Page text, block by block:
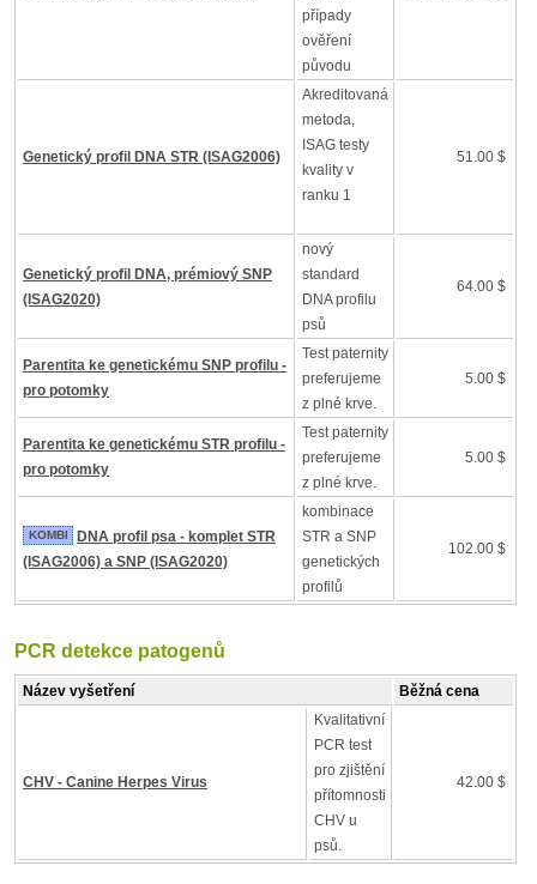
případy
ověření
původu
Genetický profil DNA STR (ISAG2006)
Akreditovaná
metoda,
ISAG testy
kvality v
ranku 1
51.00 $
Genetický profil DNA, prémiový SNP
(ISAG2020)
nový
standard
DNA profilu
psů
64.00 $
Parentita ke genetickému SNP profilu -
pro potomky
Test paternity
preferujeme
z plné krve.
5.00 $
Parentita ke genetickému STR profilu -
pro potomky
Test paternity
preferujeme
z plné krve.
5.00 $
KOMBI
DNA profil psa - komplet STR
(ISAG2006) a SNP (ISAG2020)
kombinace
STR a SNP
genetických
profilů
102.00 $
PCR detekce patogenů
Název vyšetření Běžná cena
CHV - Canine Herpes Virus
Kvalitativní
PCR test
pro zjištění
přítomnosti
CHV u
psů.
42.00 $